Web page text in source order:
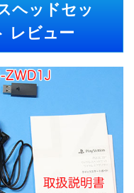
ヘッドセッ
レビュー